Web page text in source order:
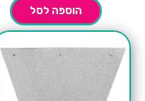
הוספה לסל